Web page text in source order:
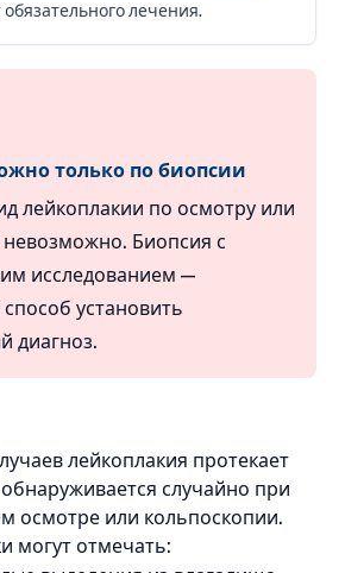
обязательного лечения.
только по биопсии
лейкоплакии по осмотру или
Биопсия с
исследованием —
установить
диагноз.
лейкоплакия протекает
случайно при
осмотре или кольпоскопии.
могут отмечать: